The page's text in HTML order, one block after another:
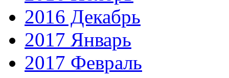
2016 Декабрь
2017 Январь
2017 Февраль